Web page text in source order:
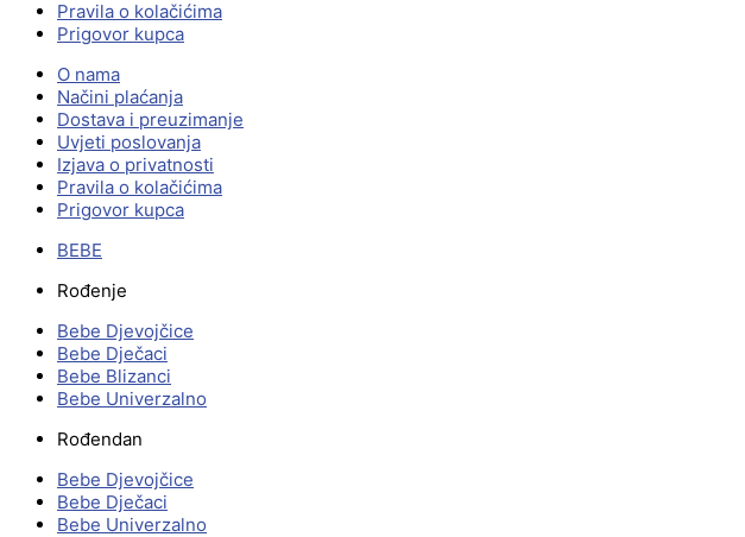
Pravila o kolačićima
Prigovor kupca
O nama
Načini plaćanja
Dostava i preuzimanje
Uvjeti poslovanja
Izjava o privatnosti
Pravila o kolačićima
Prigovor kupca
BEBE
Rođenje
Bebe Djevojčice
Bebe Dječaci
Bebe Blizanci
Bebe Univerzalno
Rođendan
Bebe Djevojčice
Bebe Dječaci
Bebe Univerzalno